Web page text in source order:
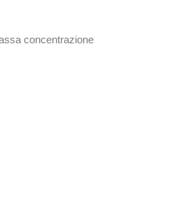
concentrazione